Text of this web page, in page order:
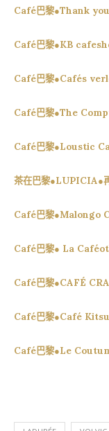
Café巴黎●Thank
Café巴黎●KB
Café巴黎●Cafés
Café巴黎●The
Café巴黎●Loustic
茶在巴黎●LUPICIA●
Café巴黎●Malongo
Café巴黎● La
Café巴黎●CAFÉ
Café巴黎●Café
Café巴黎●Le